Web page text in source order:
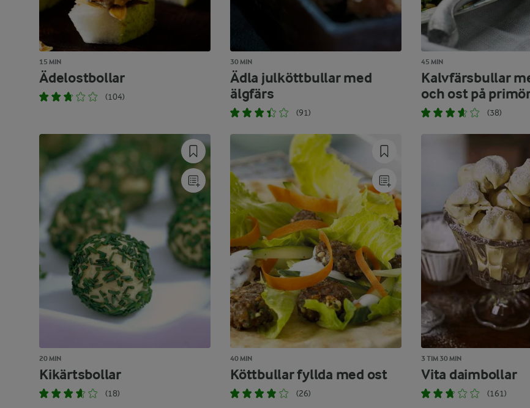
15 MIN
Ädelostbollar
(104)
30 MIN
Ädla julköttbullar med
älgfärs
(91)
45 MIN
Kalvfärsbullar
och ost på
(38)
20 MIN
Kikärtsbollar
(18)
40 MIN
Köttbullar fyllda med ost
(26)
3 TIM 30 MIN
Vita daimbollar
(161)